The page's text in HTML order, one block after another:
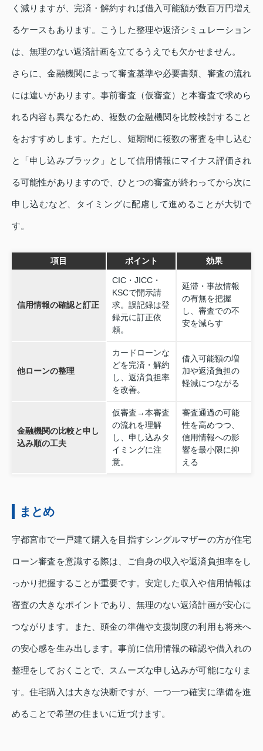
く減りますが、完済・解約すれば借入可能額が数百万円増え
るケースもあります。こうした整理や返済シミュレーション
は、無理のない返済計画を立てるうえでも欠かせません。
さらに、金融機関によって審査基準や必要書類、審査の流れ
には違いがあります。事前審査（仮審査）と本審査で求めら
れる内容も異なるため、複数の金融機関を比較検討すること
をおすすめします。ただし、短期間に複数の審査を申し込む
と「申し込みブラック」として信用情報にマイナス評価され
る可能性がありますので、ひとつの審査が終わってから次に
申し込むなど、タイミングに配慮して進めることが大切で
す。
項目 ポイント 効果
信用情報の確認と訂正
CIC・JICC・
KSCで開示請
求。誤記録は登
録元に訂正依
頼。
延滞・事故情報
の有無を把握
し、審査での不
安を減らす
他ローンの整理
カードローンな
どを完済・解約
し、返済負担率
を改善。
借入可能額の増
加や返済負担の
軽減につながる
金融機関の比較と申し
込み順の工夫
仮審査→本審査
の流れを理解
し、申し込みタ
イミングに注
意。
審査通過の可能
性を高めつつ、
信用情報への影
響を最小限に抑
える
まとめ
宇都宮市で一戸建て購入を目指すシングルマザーの方が住宅
ローン審査を意識する際は、ご自身の収入や返済負担率をし
っかり把握することが重要です。安定した収入や信用情報は
審査の大きなポイントであり、無理のない返済計画が安心に
つながります。また、頭金の準備や支援制度の利用も将来へ
の安心感を生み出します。事前に信用情報の確認や借入れの
整理をしておくことで、スムーズな申し込みが可能になりま
す。住宅購入は大きな決断ですが、一つ一つ確実に準備を進
めることで希望の住まいに近づけます。